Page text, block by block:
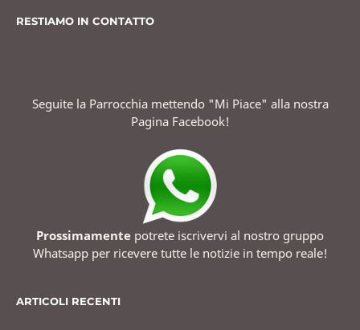
RESTIAMO IN CONTATTO
Seguite la Parrocchia mettendo "Mi Piace" alla nostra
Pagina Facebook!
Prossimamente potrete iscrivervi al nostro gruppo
Whatsapp per ricevere tutte le notizie in tempo reale!
ARTICOLI RECENTI